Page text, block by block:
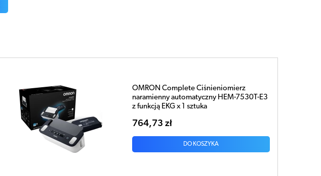
OMRON Complete Ciśnieniomierz
naramienny automatyczny HEM-7530T-E3
z funkcją EKG x 1 sztuka
764,73 zł
DO KOSZYKA